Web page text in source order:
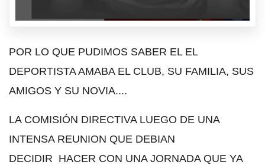
POR LO QUE PUDIMOS SABER EL EL
DEPORTISTA AMABA EL CLUB, SU FAMILIA, SUS
AMIGOS Y SU NOVIA....
LA COMISIÓN DIRECTIVA LUEGO DE UNA
INTENSA REUNION QUE DEBIAN
DECIDIR HACER CON UNA JORNADA QUE YA